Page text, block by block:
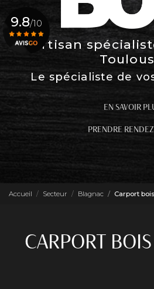
Artisan
Le spécialiste de
EN SAVOIR
PRENDRE
9.8/10
Accueil Secteur Blagnac Carport
CARPORT